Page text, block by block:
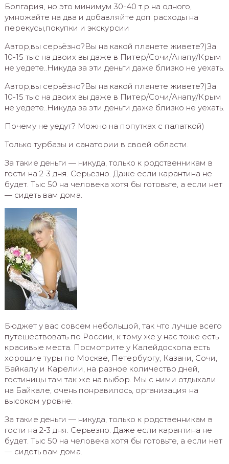
Болгария, но это минимум 30-40 т.р на одного,
умножайте на два и добавляйте доп расходы на
перекусы,покупки и экскурсии
Автор,вы серьёзно?Вы на какой планете живете?)За
10-15 тыс на двоих вы даже в Питер/Сочи/Анапу/Крым
не уедете..Никуда за эти деньги даже близко не уехать.
Автор,вы серьёзно?Вы на какой планете живете?)За
10-15 тыс на двоих вы даже в Питер/Сочи/Анапу/Крым
не уедете..Никуда за эти деньги даже близко не уехать.
Почему не уедут? Можно на попутках с палаткой)
Только турбазы и санатории в своей области.
За такие деньги — никуда, только к родственникам в
гости на 2-3 дня. Серьезно. Даже если карантина не
будет. Тыс 50 на человека хотя бы готовьте, а если нет
— сидеть вам дома.
Бюджет у вас совсем небольшой, так что лучше всего
путешествовать по России, к тому же у нас тоже есть
красивые места. Посмотрите у Калейдоскопа есть
хорошие туры по Москве, Петербургу, Казани, Сочи,
Байкалу и Карелии, на разное количество дней,
гостиницы там так же на выбор. Мы с ними отдыхали
на Байкале, очень понравилось, организация на
высоком уровне.
За такие деньги — никуда, только к родственникам в
гости на 2-3 дня. Серьезно. Даже если карантина не
будет. Тыс 50 на человека хотя бы готовьте, а если нет
— сидеть вам дома.